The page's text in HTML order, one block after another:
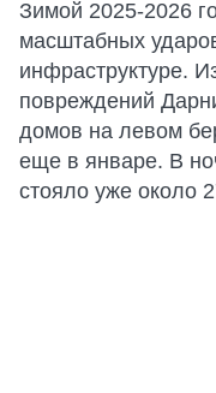
Зимой 2025-2026
масштабных
инфраструктуре.
повреждений
домов на левом
еще в январе. В
стояло уже около